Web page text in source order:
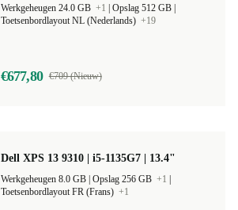
Werkgeheugen 24.0 GB +1
Toetsenbordlayout NL (Nederlands) +19
€677,80 €709 (Nieuw)
Dell XPS 13 9310 | i5-1135G7 | 13.4"
Opslag 256 GB +1
Toetsenbordlayout FR (Frans) +1